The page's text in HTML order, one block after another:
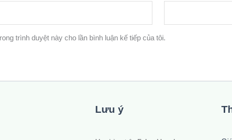
trình duyệt này cho lần bình luận kế tiếp của tôi.
Lưu ý